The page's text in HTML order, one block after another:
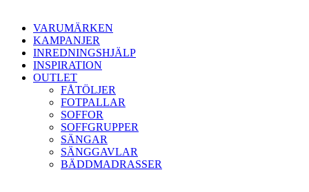
VARUMÄRKEN
KAMPANJER
INREDNINGSHJÄLP
INSPIRATION
OUTLET
FÅTÖLJER
FOTPALLAR
SOFFOR
SOFFGRUPPER
SÄNGAR
SÄNGGAVLAR
BÄDDMADRASSER